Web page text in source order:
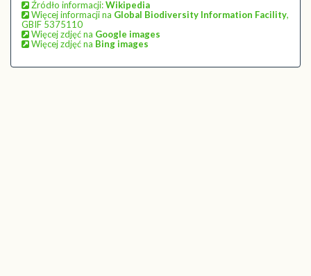
Źródło informacji:Wikipedia
Więcej informacji na Global Biodiversity Information Facility,
GBIF 5375110
Więcej zdjęć na Google images
Więcej zdjęć na Bing images